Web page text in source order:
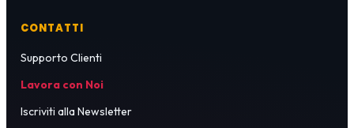
CONTATTI
Supporto Clienti
Lavora con Noi
Iscriviti alla Newsletter